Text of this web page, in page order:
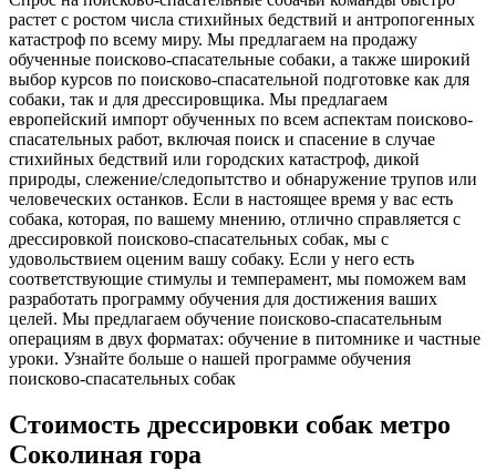
растет с ростом числа стихийных бедствий и антропогенных
катастроф по всему миру. Мы предлагаем на продажу
обученные поисково-спасательные собаки, а также широкий
выбор курсов по поисково-спасательной подготовке как для
собаки, так и для дрессировщика. Мы предлагаем
европейский импорт обученных по всем аспектам поисково-
спасательных работ, включая поиск и спасение в случае
стихийных бедствий или городских катастроф, дикой
природы, слежение/следопытство и обнаружение трупов или
человеческих останков. Если в настоящее время у вас есть
собака, которая, по вашему мнению, отлично справляется с
дрессировкой поисково-спасательных собак, мы с
удовольствием оценим вашу собаку. Если у него есть
соответствующие стимулы и темперамент, мы поможем вам
разработать программу обучения для достижения ваших
целей. Мы предлагаем обучение поисково-спасательным
операциям в двух форматах: обучение в питомнике и частные
уроки. Узнайте больше о нашей программе обучения
поисково-спасательных собак
Стоимость дрессировки собак метро
Соколиная гора